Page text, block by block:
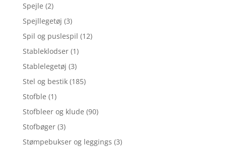
Spejle (2)
Spejllegetøj (3)
Spil og puslespil (12)
Stableklodser (1)
Stablelegetøj (3)
Stel og bestik (185)
Stofble (1)
Stofbleer og klude (90)
Stofbøger (3)
Stømpebukser og leggings (3)